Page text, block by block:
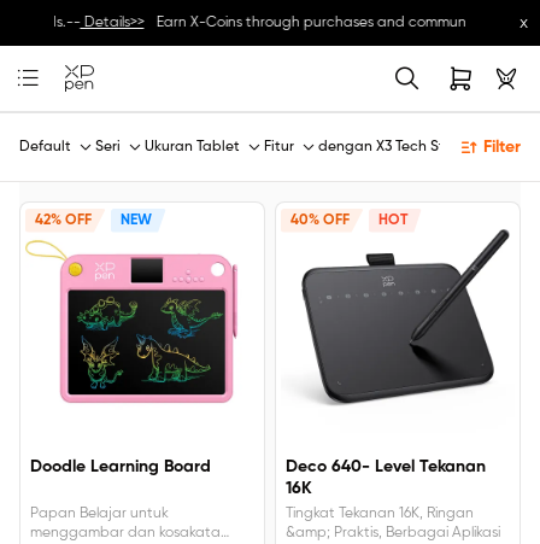
rewards.--Details>> Earn X-Coins through purchases and community x
Default Seri Ukuran Tablet Fitur dengan X3 Tech Stylus Filter
42% OFF NEW
Doodle Learning Board
Papan Belajar untuk
menggambar dan kosakata
40% OFF HOT
Deco 640- Level Tekanan
16K
Tingkat Tekanan 16K, Ringan
&amp; Praktis, Berbagai Aplikasi